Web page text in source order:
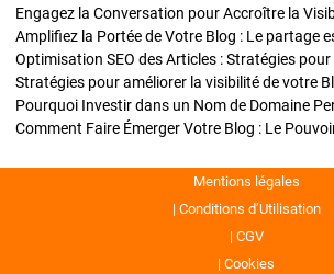
Engagez la Conversation pour Accroître la
Amplifiez la Portée de Votre Blog : Le partage
Mentions légales
Conditions d’Utilisation
CGV
Cookies